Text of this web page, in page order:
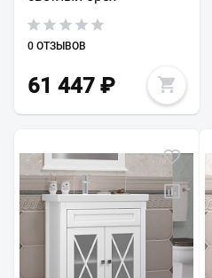
0 ОТЗЫВОВ
61 447 ₽